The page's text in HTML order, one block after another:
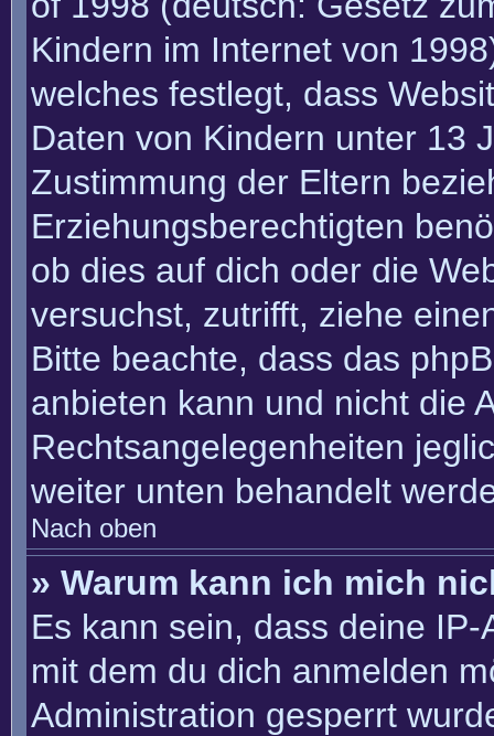
Kindern im Internet von
welches festlegt, dass
Daten von Kindern unter 13
Zustimmung der Eltern
Erziehungsberechtigten
ob dies auf dich oder die
versuchst, zutrifft, ziehe
Bitte beachte, dass das
anbieten kann und nicht die
Rechtsangelegenheiten
weiter unten behandelt
Nach oben
» Warum kann ich mich
Es kann sein, dass deine
mit dem du dich anmelden
Administration gesperrt